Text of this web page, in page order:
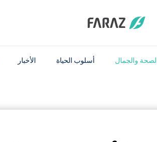
والجمال أسلوب الحياة الأخبار